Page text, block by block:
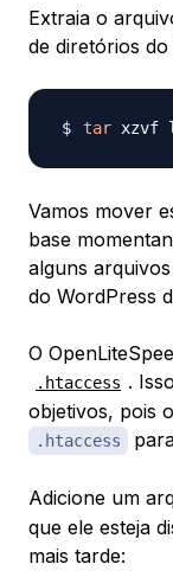
Extraia o
de diretórios
tar
Vamos mover
base
alguns
do WordPress
O
.htaccess .
objetivos, pois
.htaccess
Adicione um
que ele esteja
mais tarde: